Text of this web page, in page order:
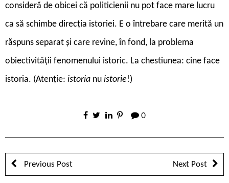
consideră de obicei că politicienii nu pot face mare lucru
ca să schimbe direcția istoriei. E o întrebare care merită un
răspuns separat și care revine, în fond, la problema
obiectivității fenomenului istoric. La chestiunea: cine face
istoria. (Atenție: istoria nu istorie!)
0
Previous Post Next Post